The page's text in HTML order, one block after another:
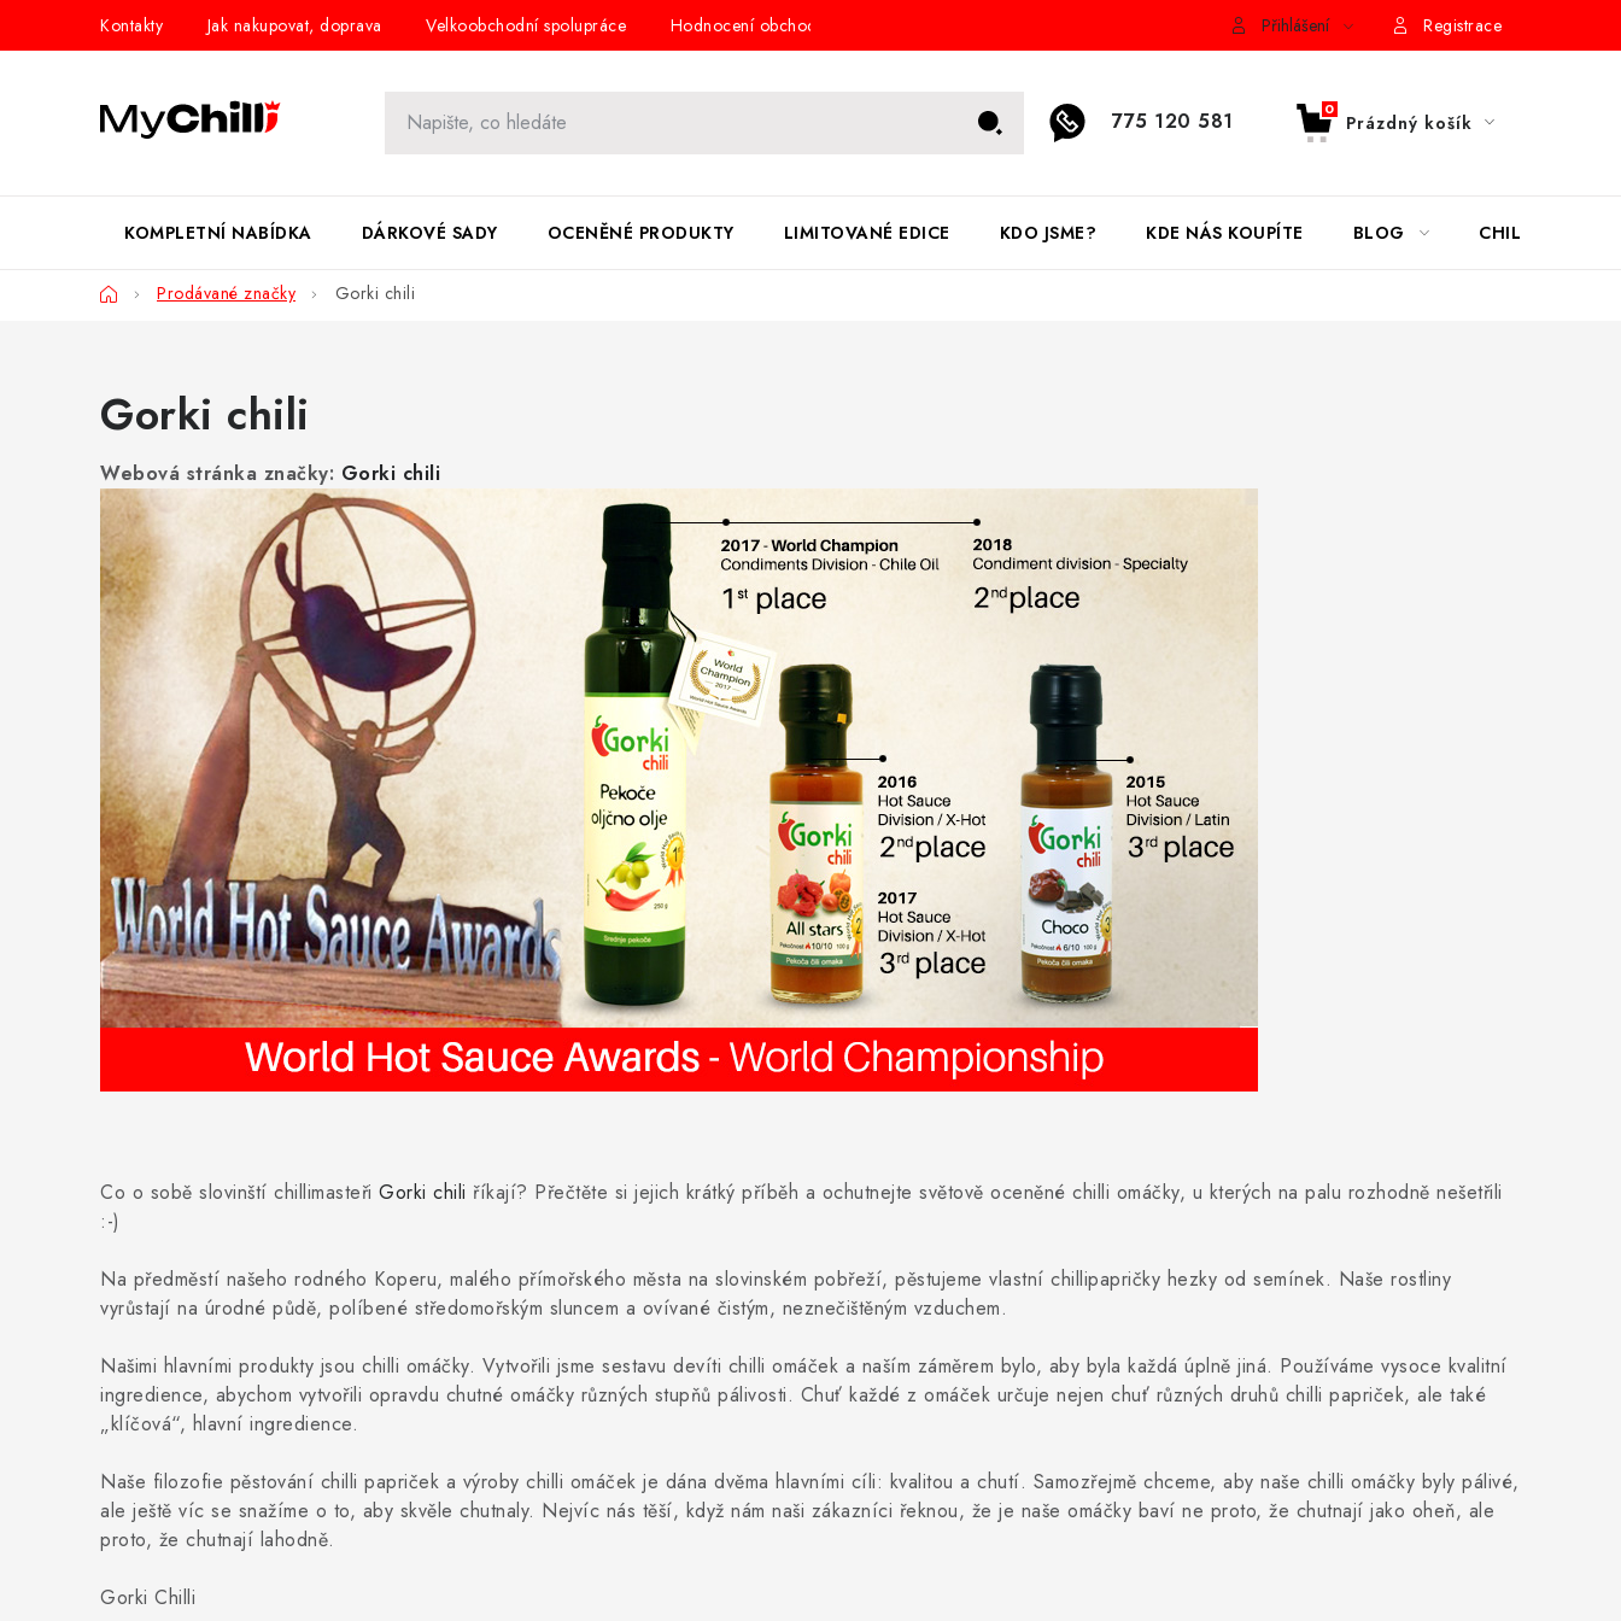
Kontakty Jak nakupovat, doprava Velkoobchodní spolupráce Hodnocení obchodu Přihlášení Registrace
775 120 581
NÁKUPNÍ
Prázdný košík
KOMPLETNÍ NABÍDKA DÁRKOVÉ SADY OCENĚNÉ PRODUKTY LIMITOVANÉ EDICE KDO JSME? KDE NÁS KOUPÍTE BLOG CHILLI
DomůProdávané značky Gorki chili
Gorki chili
Webová stránka značky: Gorki chili
Co o sobě slovinští chillimasteři Gorki chili říkají? Přečtěte si jejich krátký příběh a ochutnejte světově oceněné chilli omáčky, u kterých na palu rozhodně nešetřili
:-)
Na předměstí našeho rodného Koperu, malého přímořského města na slovinském pobřeží, pěstujeme vlastní chillipapričky hezky od semínek. Naše rostliny
vyrůstají na úrodné půdě, políbené středomořským sluncem a ovívané čistým, neznečištěným vzduchem.
Našimi hlavními produkty jsou chilli omáčky. Vytvořili jsme sestavu devíti chilli omáček a naším záměrem bylo, aby byla každá úplně jiná. Používáme vysoce kvalitní
ingredience, abychom vytvořili opravdu chutné omáčky různých stupňů pálivosti. Chuť každé z omáček určuje nejen chuť různých druhů chilli papriček, ale také
„klíčová“, hlavní ingredience.
Naše filozofie pěstování chilli papriček a výroby chilli omáček je dána dvěma hlavními cíli: kvalitou a chutí. Samozřejmě chceme, aby naše chilli omáčky byly pálivé,
ale ještě víc se snažíme o to, aby skvěle chutnaly. Nejvíc nás těší, když nám naši zákazníci řeknou, že je naše omáčky baví ne proto, že chutnají jako oheň, ale
proto, že chutnají lahodně.
Gorki Chilli